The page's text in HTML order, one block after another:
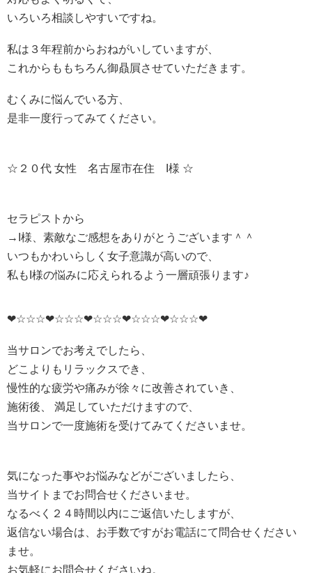
いろいろ相談しやすいですね。
私は３年程前からおねがいしていますが、
これからももちろん御贔屓させていただきます。
むくみに悩んでいる方、
是非一度行ってみてください。
☆２０代 女性 名古屋市在住 I様 ☆
セラピストから
→I様、素敵なご感想をありがとうございます＾＾
いつもかわいらしく女子意識が高いので、
私もI様の悩みに応えられるよう一層頑張ります♪
❤☆☆☆❤☆☆☆❤☆☆☆❤☆☆☆❤☆☆☆❤
当サロンでお考えでしたら、
どこよりもリラックスでき、
慢性的な疲労や痛みが徐々に改善されていき、
施術後、 満足していただけますので、
当サロンで一度施術を受けてみてくださいませ。
気になった事やお悩みなどがございましたら、
当サイトまでお問合せくださいませ。
なるべく２４時間以内にご返信いたしますが、
返信ない場合は、お手数ですがお電話にて問合せください
ませ。
お気軽にお問合せくださいね。